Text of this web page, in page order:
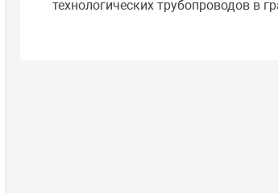
технологических трубопроводов в